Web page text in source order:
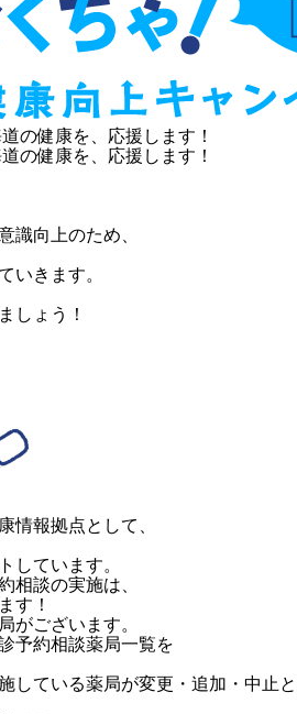
識向上のため、
いきます。
しょう！
情報拠点として、
しています。
相談の実施は、
す！
がございます。
予約相談薬局一覧を
している薬局が変更・追加・中止と